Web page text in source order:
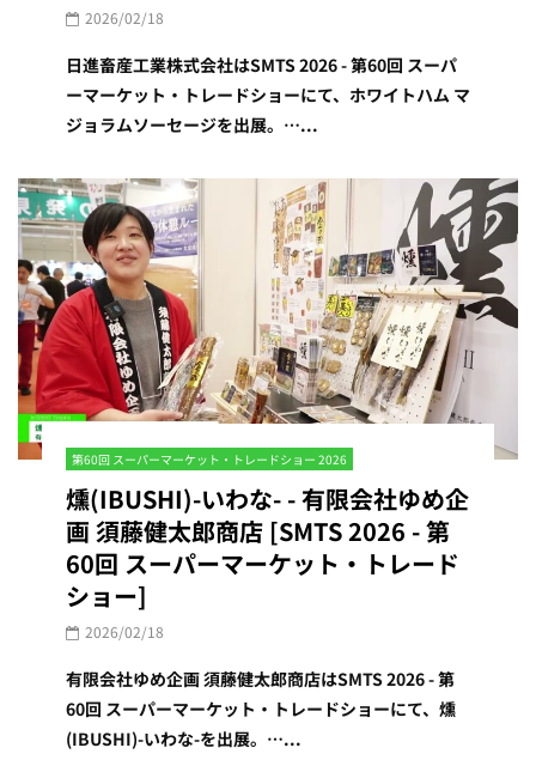
2026/02/18
日進畜産工業株式会社はSMTS 2026 - 第60回 スーパ
ーマーケット・トレードショーにて、ホワイトハム マ
ジョラムソーセージを出展。…...
第60回 スーパーマーケット・トレードショー 2026
燻(IBUSHI)-いわな- - 有限会社ゆめ企
画 須藤健太郎商店 [SMTS 2026 - 第
60回 スーパーマーケット・トレード
ショー]
2026/02/18
有限会社ゆめ企画 須藤健太郎商店はSMTS 2026 - 第
60回 スーパーマーケット・トレードショーにて、燻
(IBUSHI)-いわな-を出展。…...